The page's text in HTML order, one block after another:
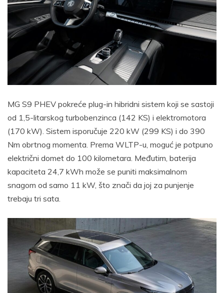
MG S9 PHEV pokreće plug-in hibridni sistem koji se sastoji
od 1,5-litarskog turbobenzinca (142 KS) i elektromotora
(170 kW). Sistem isporučuje 220 kW (299 KS) i do 390
Nm obrtnog momenta. Prema WLTP-u, moguć je potpuno
električni domet do 100 kilometara. Međutim, baterija
kapaciteta 24,7 kWh može se puniti maksimalnom
snagom od samo 11 kW, što znači da joj za punjenje
trebaju tri sata.